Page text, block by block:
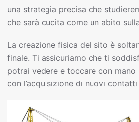
una strategia precisa che
che sarà cucita come un abito
La creazione fisica del sito è
finale. Ti assicuriamo che ti
potrai vedere e toccare con
con l’acquisizione di nuovi